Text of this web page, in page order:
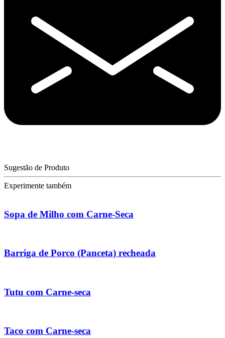
Sugestão de Produto
Experimente também
Sopa de Milho com Carne-Seca
Barriga de Porco (Panceta) recheada
Tutu com Carne-seca
Taco com Carne-seca